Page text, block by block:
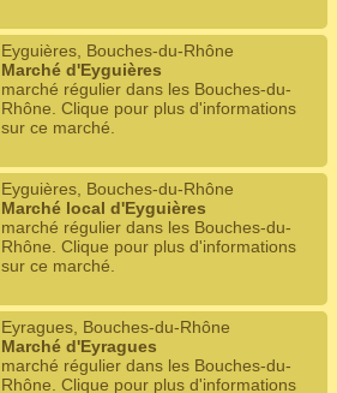
Eyguières, Bouches-du-Rhône
Marché d'Eyguières
marché régulier dans les Bouches-du-
Rhône. Clique pour plus d'informations
sur ce marché.
Eyguières, Bouches-du-Rhône
Marché local d'Eyguières
marché régulier dans les Bouches-du-
Rhône. Clique pour plus d'informations
sur ce marché.
Eyragues, Bouches-du-Rhône
Marché d'Eyragues
marché régulier dans les Bouches-du-
Rhône. Clique pour plus d'informations